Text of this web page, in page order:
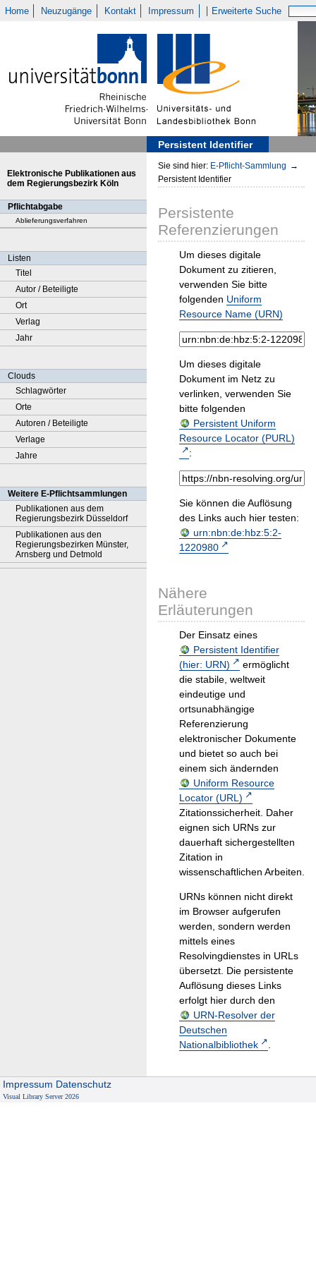
Home Neuzugänge Kontakt Impressum Erweiterte Suche
Persistent Identifier
Elektronische Publikationen aus
dem Regierungsbezirk Köln
Pflichtabgabe
Ablieferungsverfahren
Listen
Titel
Autor / Beteiligte
Ort
Verlag
Jahr
Clouds
Schlagwörter
Orte
Autoren / Beteiligte
Verlage
Jahre
Weitere E-Pflichtsammlungen
Publikationen aus dem
Regierungsbezirk Düsseldorf
Publikationen aus den
Regierungsbezirken Münster,
Arnsberg und Detmold
Sie sind hier: E-Pflicht-Sammlung →
Persistent Identifier
Persistente
Referenzierungen
Um dieses digitale
Dokument zu zitieren,
verwenden Sie bitte
folgenden Uniform
Resource Name (URN)
Um dieses digitale
Dokument im Netz zu
verlinken, verwenden Sie
bitte folgenden
Persistent Uniform
Resource Locator (PURL)
:
Sie können die Auflösung
des Links auch hier testen:
urn:nbn:de:hbz:5:2-
1220980
Nähere
Erläuterungen
Der Einsatz eines
Persistent Identifier
(hier: URN)
ermöglicht
die stabile, weltweit
eindeutige und
ortsunabhängige
Referenzierung
elektronischer Dokumente
und bietet so auch bei
einem sich ändernden
Uniform Resource
Locator (URL)
Zitationssicherheit. Daher
eignen sich URNs zur
dauerhaft sichergestellten
Zitation in
wissenschaftlichen Arbeiten.
URNs können nicht direkt
im Browser aufgerufen
werden, sondern werden
mittels eines
Resolvingdienstes in URLs
übersetzt. Die persistente
Auflösung dieses Links
erfolgt hier durch den
URN-Resolver der
Deutschen
Nationalbibliothek
.
Impressum Datenschutz
Visual Library Server 2026